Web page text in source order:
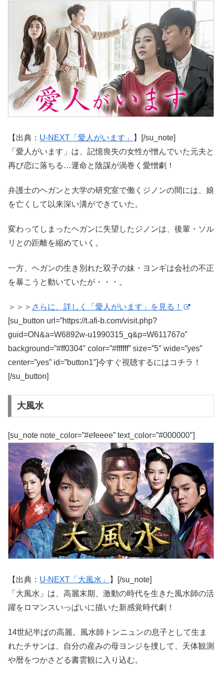
【出典： U-NEXT「愛人がいます」
】[/su_note]
「愛人がいます」は、記憶喪失の女性が憎んでいた元夫と
再び恋に落ちる…運命と陰謀が渦巻く愛憎劇！
弁護士のヘガンと大学の研究室で働くジノンの間には、娘
を亡くして以来深い溝ができていた。
変わってしまったヘガンに失望したジノンは、後輩・ソル
リとの距離を縮めていく。
一方、ヘガンの生き別れた双子の妹・ヨンギは会社の不正
を暴こうと動いていたが・・・。
＞＞＞ さらに、詳しく「愛人がいます」を見る！
[su_button url=”https://t.afi-b.com/visit.php?
guid=ON&a=W6892w-u1990315_q&p=W611767o”
background=”#ff0304″ color=”#ffffff” size=”5″ wide=”yes”
center=”yes” id=”button1″]今すぐ視聴するにはコチラ！
[/su_button]
大風水
[su_note note_color=”#efeeee” text_color=”#000000″]
【出典： U-NEXT「大風水」
】[/su_note]
「大風水」は、高麗末期、激動の時代を生きた風水師の活
躍をロマンスいっぱいに描いた新感覚時代劇！
14世紀半ばの高麗。風水師トンニュンの息子として生ま
れたチサンは、自分の産みの母ヨンジを捜して、天体観測
や暦をつかさどる書雲観に入り込む。